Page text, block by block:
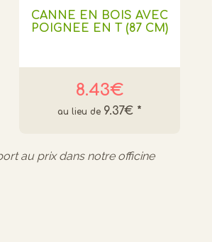
CANNE EN BOIS AVEC
POIGNEE EN T (87 CM)
8.43€
9.37€ *
au prix dans notre officine